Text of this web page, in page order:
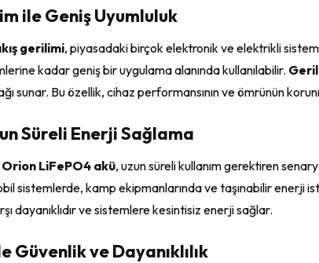
ile Geniş Uyumluluk
gerilimi, piyasadaki birçok elektronik ve elektrikli
kadar geniş bir uygulama alanında kullanılabilir.
sunar. Bu özellik, cihaz performansının ve ömrünün
Süreli Enerji Sağlama
LiFePO4 akü, uzun süreli kullanım gerektiren
sistemlerde, kamp ekipmanlarında ve taşınabilir enerji
dayanıklıdır ve sistemlere kesintisiz enerji sağlar.
Güvenlik ve Dayanıklılık